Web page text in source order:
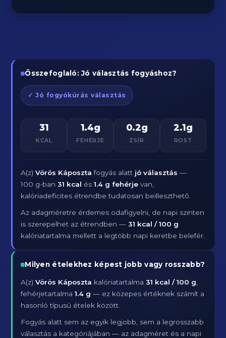
Összefoglaló: Jó választás fogyáshoz?
✓ Jó fogyókúrás választás
31
KCAL
1.4g
FEHÉRJE
0.2g
ZSÍR
2.1g
ROST
A(z)Vörös Káposzta fogyás alatt jó választás —
100 g-ban31 kcal és1.4 g fehérje van,
kalóriadeficites étrendbe tudatosan beilleszthető.
Az adagméretre érdemes odafigyelni, de napi szinten
is szerepelhet az étrendben —31 kcal / 100 g
kalóriatartalma mellett a legtöbb napi keretbe belefér.
Milyen ételekhez képest jobb vagy rosszabb?
A(z)Vörös Káposzta kalóriatartalma31 kcal / 100 g
fehérjetartalma1.4 g — ez közepes értéknek számít a
hasonló típusú ételek között.
Fogyás alatt sem az egyik legjobb, sem a legrosszabb
választás a kategóriájában — az adagméret és a napi